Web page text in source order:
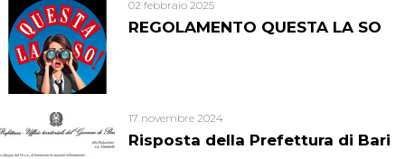
REGOLAMENTO QUESTA LA SO
02 febbraio 2025
Risposta della Prefettura di Bari
17 novembre 2024